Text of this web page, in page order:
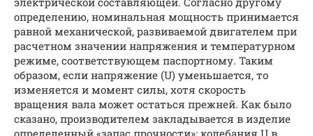
определению, номинальная мощность принимается
равной механической, развиваемой двигателем при
расчетном значении напряжения и температурном
режиме, соответствующем паспортному. Таким
образом, если напряжение (U) уменьшается, то
изменяется и момент силы, хотя скорость
вращения вала может остаться прежней. Как было
сказано, производителем закладывается в изделие
определенный «запас прочности»: колебания U в